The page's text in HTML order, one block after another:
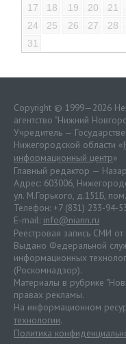
17
18 19 20 21
24
25 26 27 28
31
Copyright © 1999—2026
агентство "Нижний
Учредитель —
Нижегородской области «
информационный центр»
Главный редактор —
Адрес: 603006,
ул. М.Горького, д.151Б,
Телефон: +7 (831) 233-94-
E-mail: info@niann.ru
Реестровая запись СМИ
Выдано Федеральной
информационных
(Роскомнадзор).
Материалы в рубрике
правах рекламы.
На информационном
технологии.
Политика